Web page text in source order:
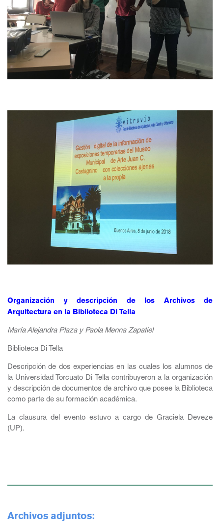
Organización y descripción de los Archivos de
Arquitectura en la Biblioteca Di Tella
María Alejandra Plaza y Paola Menna Zapatiel
Biblioteca Di Tella
Descripción de dos experiencias en las cuales los alumnos de
la Universidad Torcuato Di Tella contribuyeron a la organización
y descripción de documentos de archivo que posee la Biblioteca
como parte de su formación académica.
La clausura del evento estuvo a cargo de Graciela Deveze
(UP).
Archivos adjuntos: